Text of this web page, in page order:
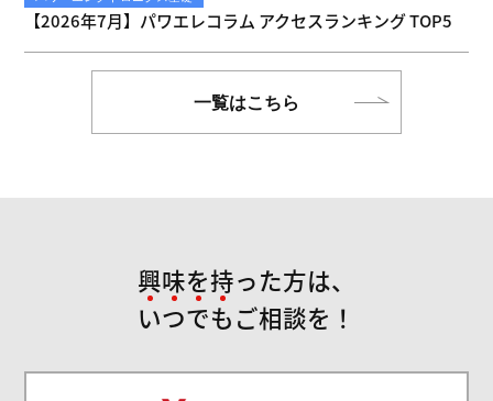
【2026年7月】パワエレコラム アクセスランキング TOP5
一覧はこちら
興味を持った方は、
いつでもご相談を！